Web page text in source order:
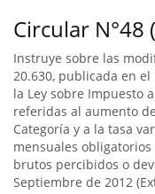
Circular
Instruye sobre las
20.630, publicada en el
la Ley sobre Impuesto
referidas al aumento
Categoría y a la tasa
mensuales
brutos percibidos o
Septiembre de 2012